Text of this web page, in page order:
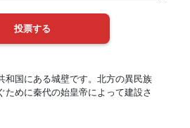
和国にある城壁です。北方の異民族
ために秦代の始皇帝によって建設さ